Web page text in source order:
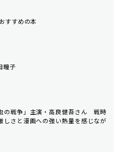
すすめの本
瞳子
の戦争」主演・高良健吾さん 戦時
しさと漫画への強い熱量を感じなが